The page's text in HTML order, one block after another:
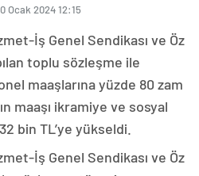
Ocak 2024 12:15
İş Genel Sendikası ve Öz
toplu sözleşme ile
maaşlarına yüzde 80 zam
maaşı ikramiye ve sosyal
bin TL’ye yükseldi.
İş Genel Sendikası ve Öz